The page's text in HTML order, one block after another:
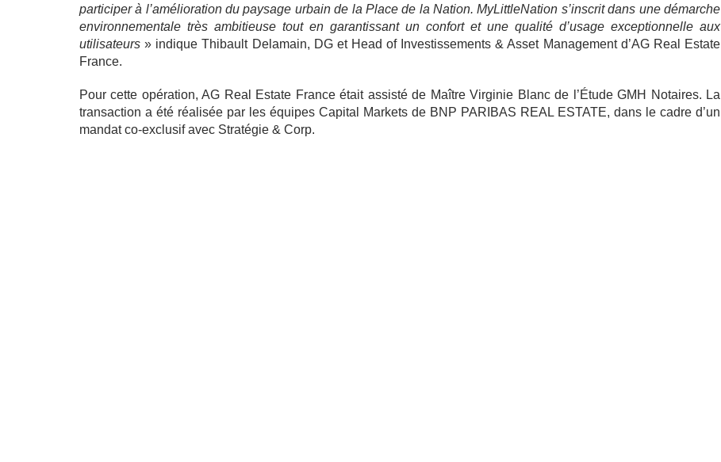
participer à l’amélioration du paysage urbain de la Place de la Nation. MyLittleNation s’inscrit dans une démarche
environnementale très ambitieuse tout en garantissant un confort et une qualité d’usage exceptionnelle aux
utilisateurs » indique Thibault Delamain, DG et Head of Investissements & Asset Management d’AG Real Estate
France.
Pour cette opération, AG Real Estate France était assisté de Maître Virginie Blanc de l’Étude GMH Notaires. La
transaction a été réalisée par les équipes Capital Markets de BNP PARIBAS REAL ESTATE, dans le cadre d’un
mandat co-exclusif avec Stratégie & Corp.